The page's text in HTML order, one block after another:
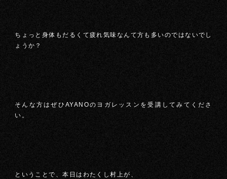
ちょっと身体もだるくて疲れ気味なんて方も多いのではないでし
ょうか？
そんな方はぜひAYANOのヨガレッスンを受講してみてくださ
い。
ということで、本日はわたくし村上が、